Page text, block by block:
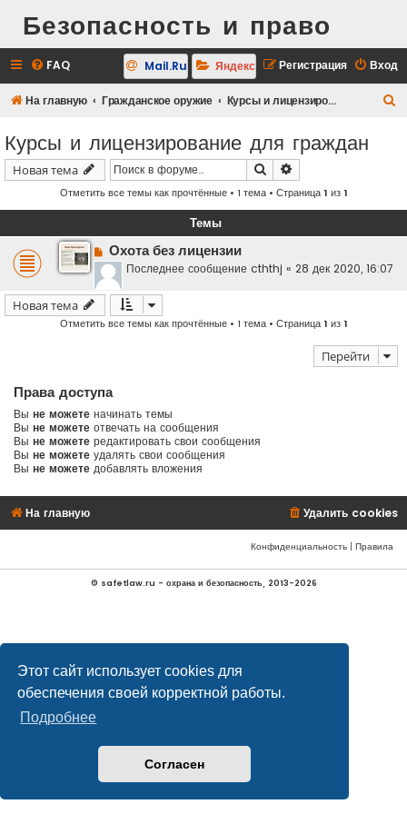
Этот сайт использует cookies для
обеспечения своей корректной работы.
Подробнее
Согласен
Безопасность и право
FAQ Вход
Регистрация
Mail.Ru Яндекс
На главную Гражданское оружие Курсы и лицензирование для граждан
Курсы и лицензирование для граждан
Новая тема Поиск
Отметить все темы как прочтённые• 1 тема • Страница1 из1
Темы
Охота без лицензии
Последнее сообщение cththj « 28 дек 2020, 16:07
Новая тема
Отметить все темы как прочтённые• 1 тема • Страница1 из1
Перейти
Права доступа
Вы не можете начинать темы
Вы не можете отвечать на сообщения
Вы не можете редактировать свои сообщения
Вы не можете удалять свои сообщения
Вы не можете добавлять вложения
На главную Удалить cookies
Конфиденциальность | Правила
© safetlaw.ru - охрана и безопасность, 2013-2026